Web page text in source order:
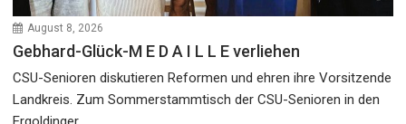
August 8, 2026
Gebhard-Glück-M E D A I L L E verliehen
CSU-Senioren diskutieren Reformen und ehren ihre Vorsitzende
Landkreis. Zum Sommerstammtisch der CSU-Senioren in den